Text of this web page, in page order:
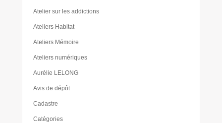
Atelier sur les addictions
Ateliers Habitat
Ateliers Mémoire
Ateliers numériques
Aurélie LELONG
Avis de dépôt
Cadastre
Catégories